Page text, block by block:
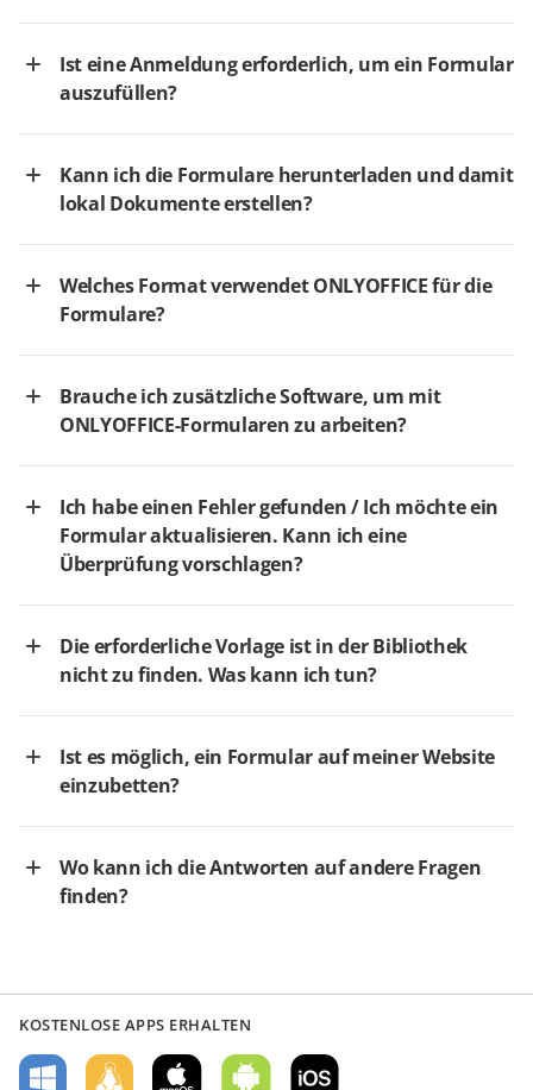
Ist eine Anmeldung erforderlich, um ein Formular
auszufüllen?
Kann ich die Formulare herunterladen und damit
lokal Dokumente erstellen?
Welches Format verwendet ONLYOFFICE für die
Formulare?
Brauche ich zusätzliche Software, um mit
ONLYOFFICE-Formularen zu arbeiten?
Ich habe einen Fehler gefunden / Ich möchte ein
Formular aktualisieren. Kann ich eine
Überprüfung vorschlagen?
Die erforderliche Vorlage ist in der Bibliothek
nicht zu finden. Was kann ich tun?
Ist es möglich, ein Formular auf meiner Website
einzubetten?
Wo kann ich die Antworten auf andere Fragen
finden?
KOSTENLOSE APPS ERHALTEN